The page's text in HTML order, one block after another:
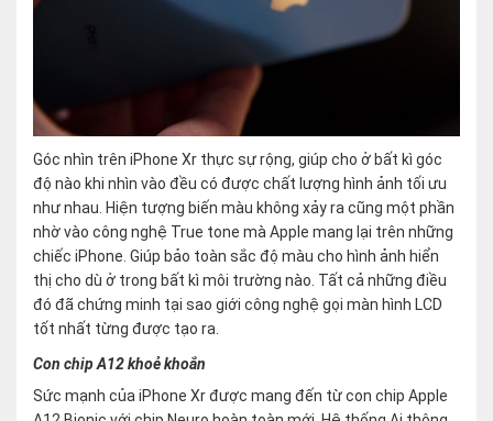
Góc nhìn trên iPhone Xr thực sự rộng, giúp cho ở bất kì góc
độ nào khi nhìn vào đều có được chất lượng hình ảnh tối ưu
như nhau. Hiện tượng biến màu không xảy ra cũng một phần
nhờ vào công nghệ True tone mà Apple mang lại trên những
chiếc iPhone. Giúp bảo toàn sắc độ màu cho hình ảnh hiển
thị cho dù ở trong bất kì môi trường nào. Tất cả những điều
đó đã chứng minh tại sao giới công nghệ gọi màn hình LCD
tốt nhất từng được tạo ra.
Con chip A12 khoẻ khoắn
Sức mạnh của iPhone Xr được mang đến từ con chip Apple